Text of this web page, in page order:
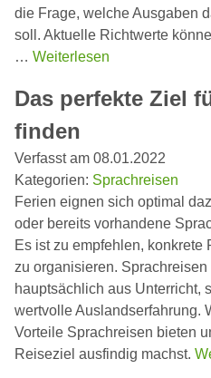
die Frage, welche Ausgaben
soll. Aktuelle Richtwerte
… Weiterlesen
Das perfekte Ziel
finden
Verfasst am 08.01.2022
Kategorien: Sprachreisen
Ferien eignen sich optimal
oder bereits vorhandene
Es ist zu empfehlen, konkrete
zu organisieren.
hauptsächlich aus Unterricht,
wertvolle Auslandserfahrung.
Vorteile Sprachreisen bieten
Reiseziel ausfindig machst.